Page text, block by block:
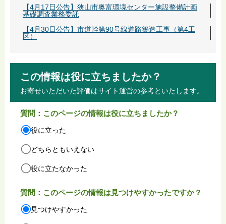
【4月17日公告】狭山市奥富環境センター施設整備計画
基礎調査業務委託
【4月30日公告】市道幹第90号線道路築造工事（第4工
区）
この情報は役に立ちましたか？
お寄せいただいた評価はサイト運営の参考といたします。
質問：このページの情報は役に立ちましたか？
役に立った
どちらともいえない
役に立たなかった
質問：このページの情報は見つけやすかったですか？
見つけやすかった